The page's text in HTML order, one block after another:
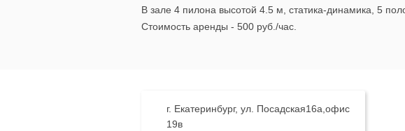
В зале 4 пилона высотой 4.5 м, статика-динамика, 5
Стоимость аренды - 500 руб./час.
г. Екатеринбург, ул. Посадская16а,офис
19в